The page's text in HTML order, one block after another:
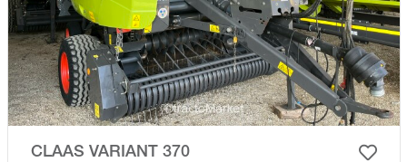
CLAAS VARIANT 370